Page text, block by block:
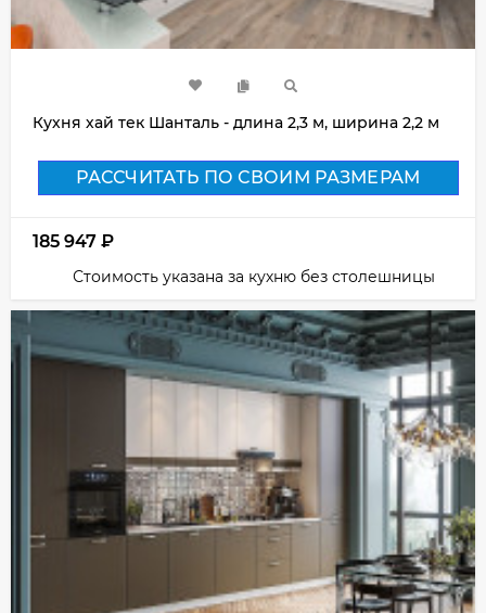
Кухня хай тек Шанталь - длина 2,3 м, ширина 2,2 м
РАССЧИТАТЬ ПО СВОИМ РАЗМЕРАМ
185 947 ₽
Стоимость указана за кухню без столешницы